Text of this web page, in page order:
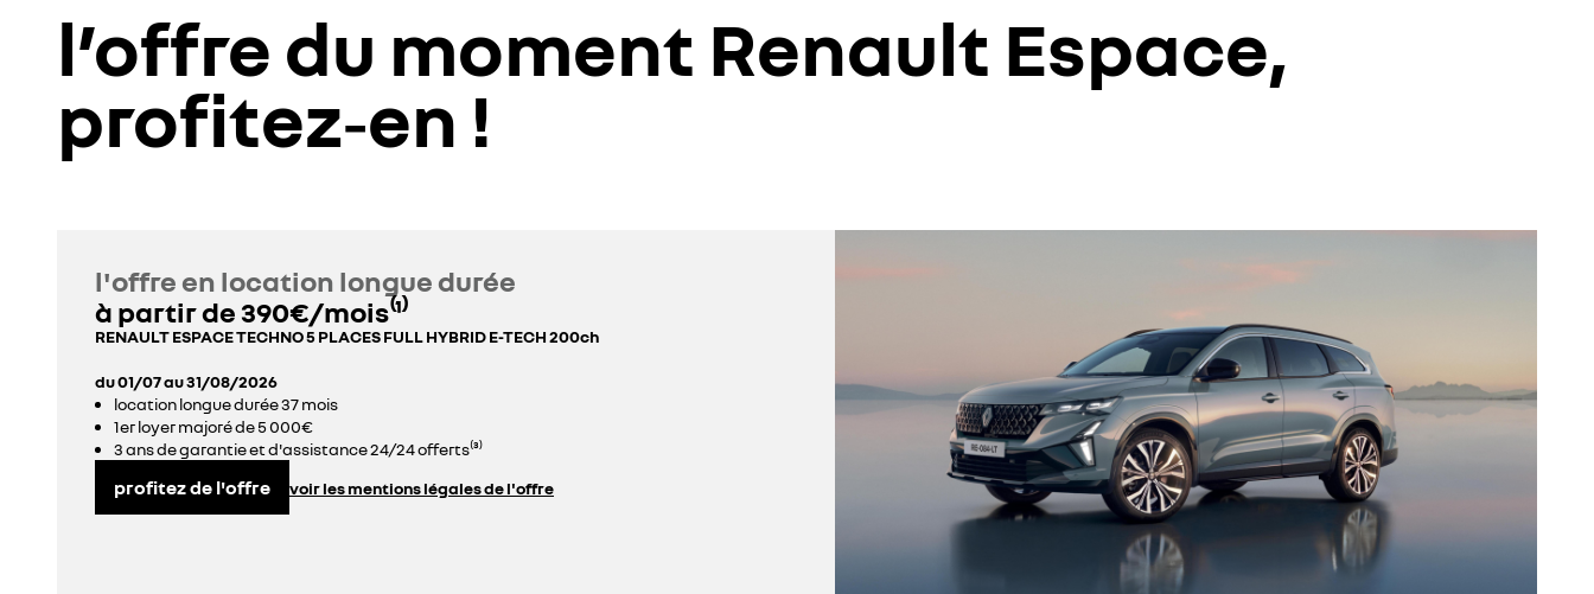
l’offre du moment Renault Espace,
profitez‑en !
l'offre en location longue durée
à partir de 390€/mois⁽¹⁾
RENAULT ESPACE TECHNO 5 PLACES FULL HYBRID E-TECH 200ch
du 01/07 au 31/08/2026
location longue durée 37 mois
1er loyer majoré de 5 000€
3 ans de garantie et d'assistance 24/24 offerts⁽³⁾
profitez de l'offre voir les mentions légales de l'offre